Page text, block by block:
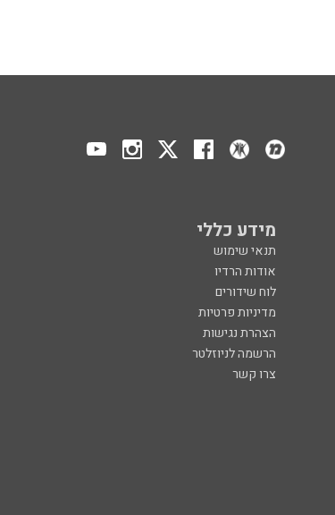
מידע כללי
תנאי שימוש
אודות הרדיו
לוח שידורים
מדיניות פרטיות
הצהרת נגישות
הרשמה לניוזלטר
צרו קשר